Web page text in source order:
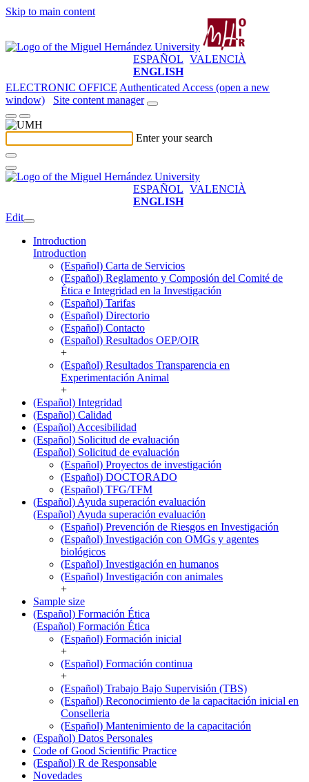
Skip to main content
ESPAÑOL VALENCIÀ
ENGLISH
ELECTRONIC OFFICE Authenticated Access (open a new
window)
Site content manager
Enter your search
ESPAÑOL VALENCIÀ
ENGLISH
Edit
Introduction
Introduction
(Español) Carta de Servicios
(Español) Reglamento y Composión del Comité de
Ética e Integridad en la Investigación
(Español) Tarifas
(Español) Directorio
(Español) Contacto
(Español) Resultados OEP/OIR
+
(Español) Resultados Transparencia en
Experimentación Animal
+
(Español) Integridad
(Español) Calidad
(Español) Accesibilidad
(Español) Solicitud de evaluación
(Español) Solicitud de evaluación
(Español) Proyectos de investigación
(Español) DOCTORADO
(Español) TFG/TFM
(Español) Ayuda superación evaluación
(Español) Ayuda superación evaluación
(Español) Prevención de Riesgos en Investigación
(Español) Investigación con OMGs y agentes
biológicos
(Español) Investigación en humanos
(Español) Investigación con animales
+
Sample size
(Español) Formación Ética
(Español) Formación Ética
(Español) Formación inicial
+
(Español) Formación continua
+
(Español) Trabajo Bajo Supervisión (TBS)
(Español) Reconocimiento de la capacitación inicial en
Conselleria
(Español) Mantenimiento de la capacitación
(Español) Datos Personales
Code of Good Scientific Practice
(Español) R de Responsable
Novedades